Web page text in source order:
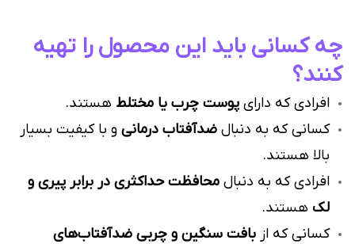
چه کسانی باید این محصول را تهیه
کنند؟
افرادی که دارای پوست چرب یا مختلط هستند.
کسانی که به دنبال ضدآفتاب درمانی و با کیفیت بسیار
بالا هستند.
افرادی که به دنبال محافظت حداکثری در برابر پیری و
لک هستند.
کسانی که از بافت سنگین و چربی ضدآفتاب‌های